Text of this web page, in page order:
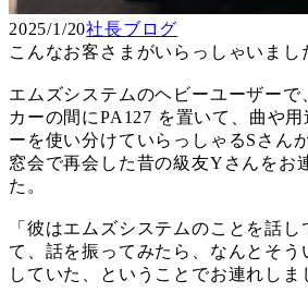
2025/1/20社長ブログ
こんなお客さまがいらっしゃいまし
エムズシステムのヘビーユーザーで
カーの間にPA127 を置いて、曲や
ーを使い分けていらっしゃるSさん
窓会で再会した昔の級友Yさんをお
た。
「彼はエムズシステムのことを話
て、話を振ってみたら、なんとそう
していた、ということでお連れしま